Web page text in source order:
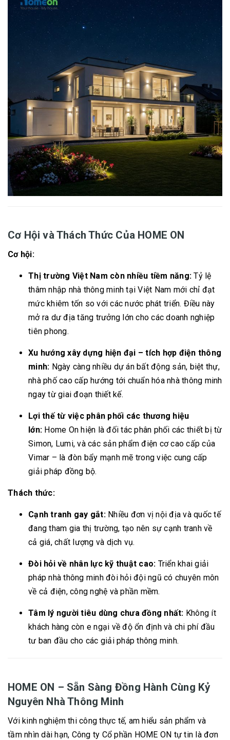
Cơ Hội và Thách Thức Của HOME ON
Cơ hội:
Thị trường Việt Nam còn nhiều tiềm năng: Tỷ lệ
thâm nhập nhà thông minh tại Việt Nam mới chỉ đạt
mức khiêm tốn so với các nước phát triển. Điều này
mở ra dư địa tăng trưởng lớn cho các doanh nghiệp
tiên phong.
Xu hướng xây dựng hiện đại – tích hợp điện thông
minh: Ngày càng nhiều dự án bất động sản, biệt thự,
nhà phố cao cấp hướng tới chuẩn hóa nhà thông minh
ngay từ giai đoạn thiết kế.
Lợi thế từ việc phân phối các thương hiệu
lớn: Home On hiện là đối tác phân phối các thiết bị từ
Simon, Lumi, và các sản phẩm điện cơ cao cấp của
Vimar – là đòn bẩy mạnh mẽ trong việc cung cấp
giải pháp đồng bộ.
Thách thức:
Cạnh tranh gay gắt:Nhiều đơn vị nội địa và quốc tế
đang tham gia thị trường, tạo nên sự cạnh tranh về
cả giá, chất lượng và dịch vụ.
Đòi hỏi về nhân lực kỹ thuật cao: Triển khai giải
pháp nhà thông minh đòi hỏi đội ngũ có chuyên môn
về cả điện, công nghệ và phần mềm.
Tâm lý người tiêu dùng chưa đồng nhất: Không ít
khách hàng còn e ngại về độ ổn định và chi phí đầu
tư ban đầu cho các giải pháp thông minh.
HOME ON – Sẵn Sàng Đồng Hành Cùng Kỷ
Nguyên Nhà Thông Minh
Với kinh nghiệm thi công thực tế, am hiểu sản phẩm và
tầm nhìn dài hạn, Công ty Cổ phần HOME ON tự tin là đơn